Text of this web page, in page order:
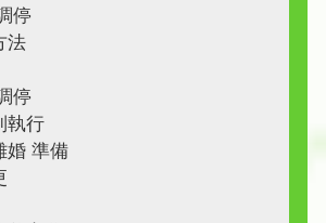
停
法
停
執行
婚 準備